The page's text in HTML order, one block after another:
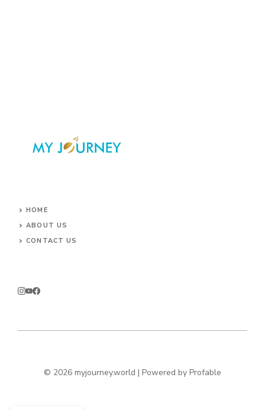
HOME
ABOUT US
CONTACT US
© 2026 myjourney.world | Powered by Profable